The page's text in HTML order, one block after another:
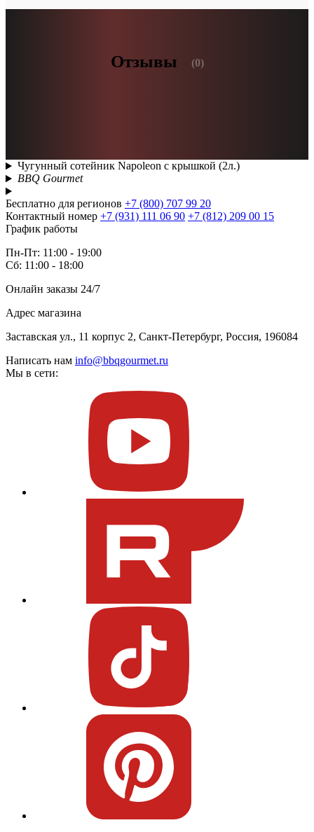
Отзывы (0)
Чугунный сотейник Napoleon с крышкой (2л.)
BBQ Gourmet
Бесплатно для регионов +7 (800) 707 99 20
Контактный номер +7 (931) 111 06 90 +7 (812) 209 00 15
График работы
Пн-Пт: 11:00 - 19:00
Сб: 11:00 - 18:00
Онлайн заказы 24/7
Адрес магазина
Заставская ул., 11 корпус 2, Санкт-Петербург, Россия, 196084
Написать нам info@bbqgourmet.ru
Мы в сети: